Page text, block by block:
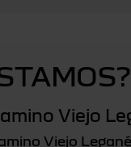
Viejo
Viejo